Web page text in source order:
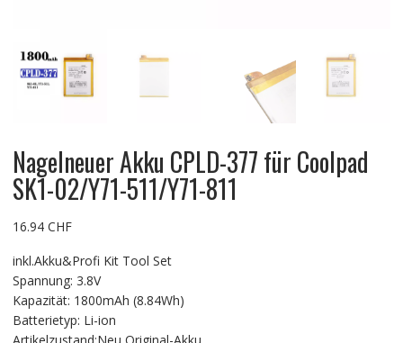
Nagelneuer Akku CPLD-377 für Coolpad
SK1-02/Y71-511/Y71-811
16.94 CHF
inkl.Akku&Profi Kit Tool Set
Spannung: 3.8V
Kapazität: 1800mAh (8.84Wh)
Batterietyp: Li-ion
Artikelzustand:Neu Original-Akku